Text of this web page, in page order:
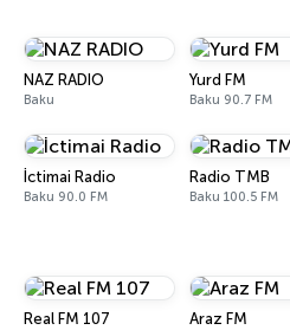
NAZ RADIO
Baku
Yurd FM
Baku 90.7 FM
İctimai Radio
Baku 90.0 FM
Radio TMB
Baku 100.5 FM
Real FM 107 Araz FM